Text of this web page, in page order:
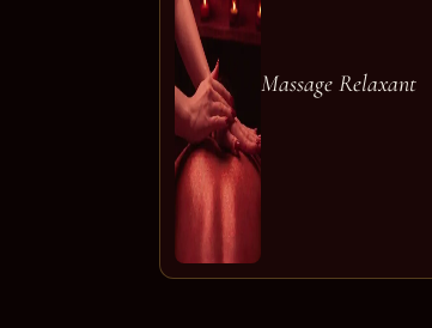
Massage Relaxant